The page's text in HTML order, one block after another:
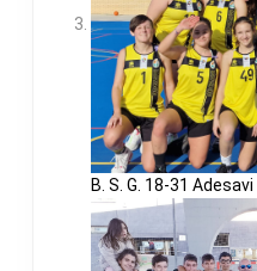
B. S. G. 18-31 Adesavi